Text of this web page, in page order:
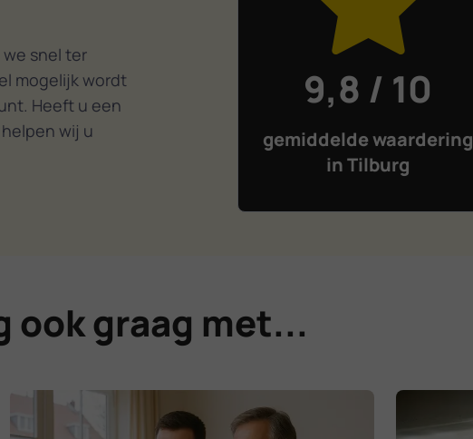
is het probleem
snel ter
mogelijk wordt
Heeft u een
wij u
9,8 / 10
gemiddelde waardering
in Tilburg
ook graag met...